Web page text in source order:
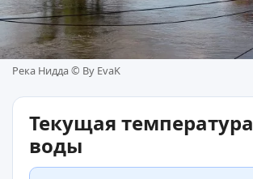
Река Нидда © By EvaK
Текущая температура
воды